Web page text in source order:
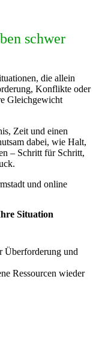
schwer
die allein
Konflikte oder
Gleichgewicht
Zeit und einen
dabei, wie Halt,
– Schritt für Schritt,
Situation
Überforderung und
Ressourcen wieder